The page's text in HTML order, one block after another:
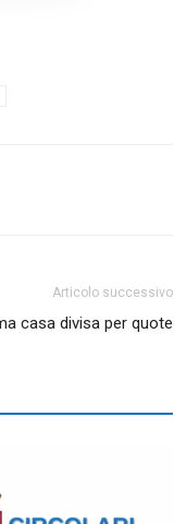
Articolo successivo
casa divisa per quote